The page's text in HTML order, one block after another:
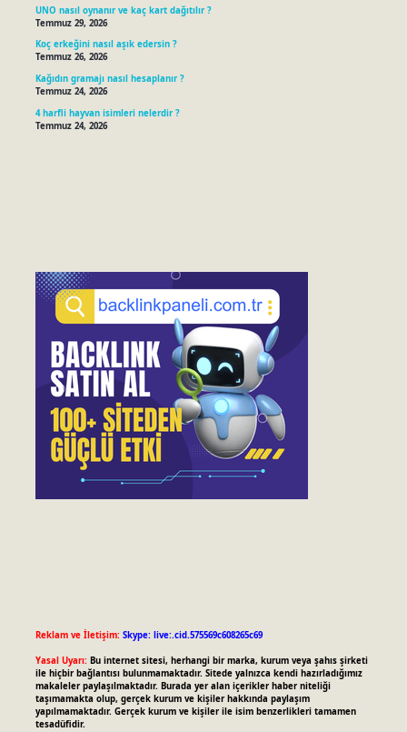
UNO nasıl oynanır ve kaç kart dağıtılır ?
Temmuz 29, 2026
Koç erkeğini nasıl aşık edersin ?
Temmuz 26, 2026
Kağıdın gramajı nasıl hesaplanır ?
Temmuz 24, 2026
4 harfli hayvan isimleri nelerdir ?
Temmuz 24, 2026
Reklam ve İletişim: Skype: live:.cid.575569c608265c69
Yasal Uyarı: Bu internet sitesi, herhangi bir marka, kurum veya şahıs şirketi
ile hiçbir bağlantısı bulunmamaktadır. Sitede yalnızca kendi hazırladığımız
makaleler paylaşılmaktadır. Burada yer alan içerikler haber niteliği
taşımamakta olup, gerçek kurum ve kişiler hakkında paylaşım
yapılmamaktadır. Gerçek kurum ve kişiler ile isim benzerlikleri tamamen
tesadüfidir.